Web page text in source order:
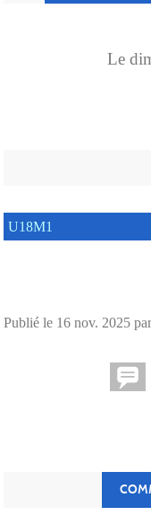
Le
U18M1
Publié le 16 nov. 2025